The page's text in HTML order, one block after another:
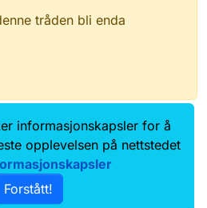
tråden bli enda
Kontakt oss
og brukervilkår
informasjonskapsler for å
opplevelsen på nettstedet
Forstått!